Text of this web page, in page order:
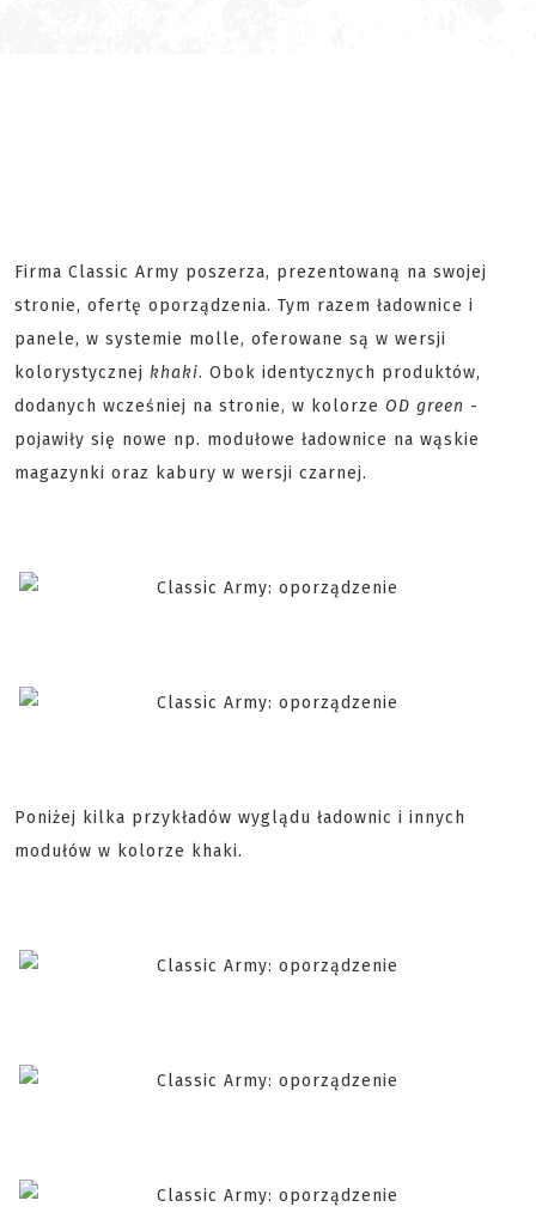
Firma Classic Army poszerza, prezentowaną na swojej
stronie, ofertę oporządzenia. Tym razem ładownice i
panele, w systemie molle, oferowane są w wersji
kolorystycznej khaki. Obok identycznych produktów,
dodanych wcześniej na stronie, w kolorze OD green -
pojawiły się nowe np. modułowe ładownice na wąskie
magazynki oraz kabury w wersji czarnej.
Poniżej kilka przykładów wyglądu ładownic i innych
modułów w kolorze khaki.